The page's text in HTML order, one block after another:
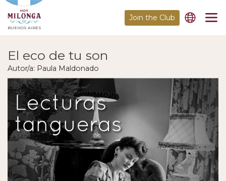
BUENOS AIRES
Join the Club
El eco de tu son
Autor/a: Paula Maldonado